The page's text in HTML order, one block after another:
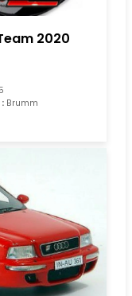
2020
Brumm